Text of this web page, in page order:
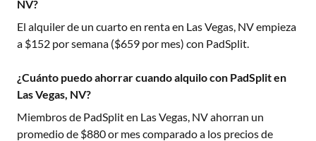
NV?
El alquiler de un cuarto en renta en Las Vegas, NVempieza
a $152 por semana ($659 por mes) con PadSplit.
¿Cuánto puedo ahorrar cuando alquilo con PadSplit en
Las Vegas, NV?
Miembros de PadSplit en Las Vegas, NVahorran un
promedio de $880or mes comparado a los precios de